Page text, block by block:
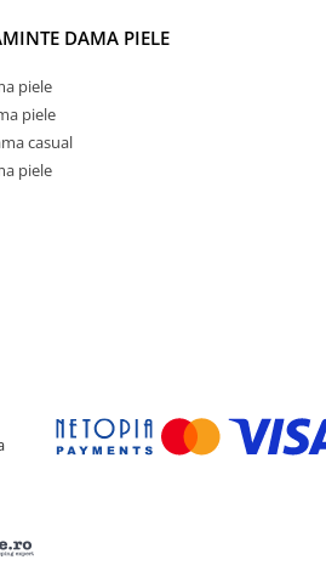
DAMA PIELE
piele
piele
casual
piele